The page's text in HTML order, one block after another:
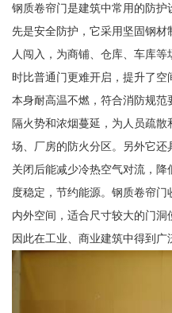
钢质卷帘门是建筑中常用的防护
先是安全防护，它采用坚固钢
人闯入，为商铺、仓库、车库
时比普通门更难开启，提升了
本身耐高温不燃，符合消防规
隔火势和浓烟蔓延，为人员疏
场、厂房的防火分区。另外它还
关闭后能减少冷热空气对流，
度稳定，节约能源。钢质卷帘
内外空间，适合尺寸较大的门洞
因此在工业、商业建筑中得到广